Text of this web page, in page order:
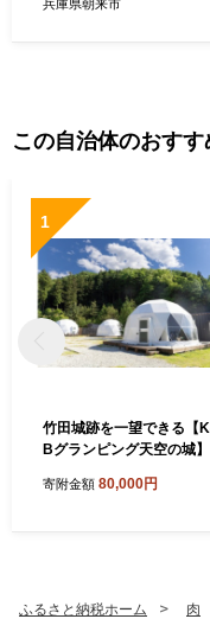
兵庫県朝来市
この自治体のおす
1
竹田城跡を一望できる【
Bグランピング天空の城
寄附金額 80,000円
ふるさと納税ホーム 肉